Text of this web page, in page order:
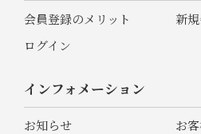
会員登録のメリット
新
ログイン
インフォメーション
お知らせ
お